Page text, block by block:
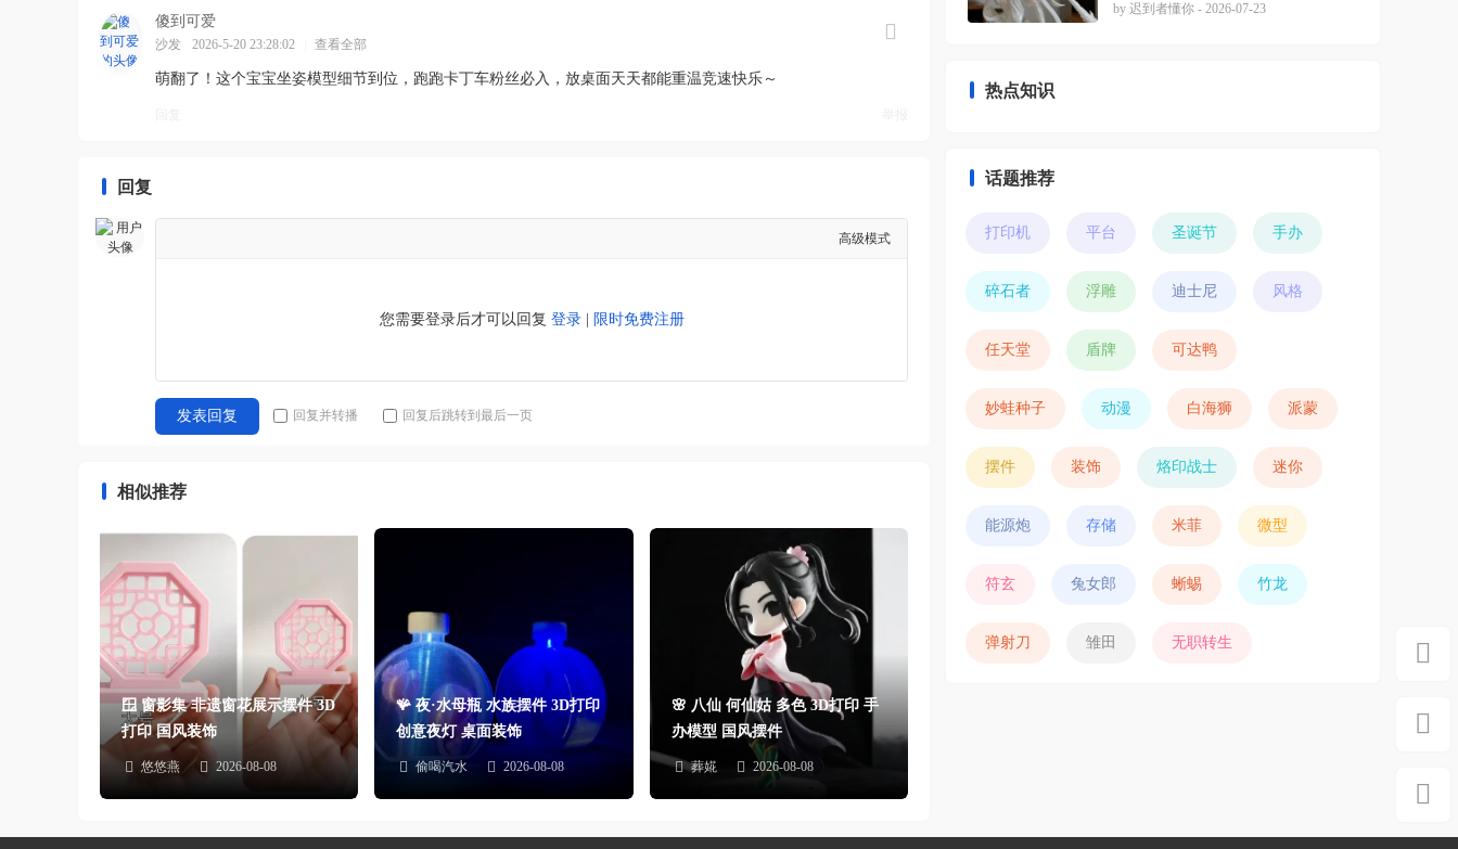
傻到可爱
沙发 2026-5-20 23:28:02 查看全部
萌翻了！这个宝宝坐姿模型细节到位，跑跑卡丁车粉丝必入，放桌面天天都能重温竞速快乐～
回复
高级模式
您需要登录后才可以回复 登录| 限时免费注册
发表回复 回复并转播 回复后跳转到最后一页
相似推荐
🪟 窗影集 非遗窗花展示摆件 3D
打印 国风装饰
悠悠燕 2026-08-08
🪸 夜·水母瓶 水族摆件 3D打印
创意夜灯 桌面装饰
偷喝汽水 2026-08-08
🌸 八仙 何仙姑 多色 3D打印 手
办模型 国风摆件
葬婲 2026-08-08
by 迟到者懂你 - 2026-07-23
热点知识
话题推荐
打印机 平台 圣诞节 手办
碎石者 浮雕 迪士尼 风格
任天堂 盾牌 可达鸭
妙蛙种子 动漫 白海狮 派蒙
摆件 装饰 烙印战士 迷你
能源炮 存储 米菲 微型
符玄 兔女郎 蜥蜴 竹龙
弹射刀 雏田 无职转生